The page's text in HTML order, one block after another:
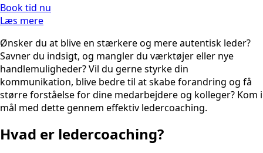
Book tid nu
Læs mere
Ønsker du at blive en stærkere og mere autentisk leder?
Savner du indsigt, og mangler du værktøjer eller nye
handlemuligheder? Vil du gerne styrke din
kommunikation, blive bedre til at skabe forandring og få
større forståelse for dine medarbejdere og kolleger? Kom i
mål med dette gennem effektiv ledercoaching.
Hvad er ledercoaching?